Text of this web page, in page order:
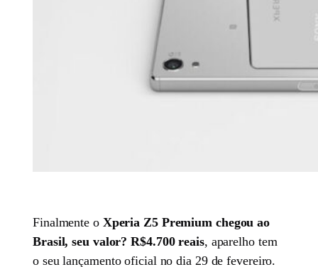
Finalmente o Xperia Z5 Premium chegou ao
Brasil, seu valor? R$4.700 reais, aparelho tem
o seu lançamento oficial no dia 29 de fevereiro.